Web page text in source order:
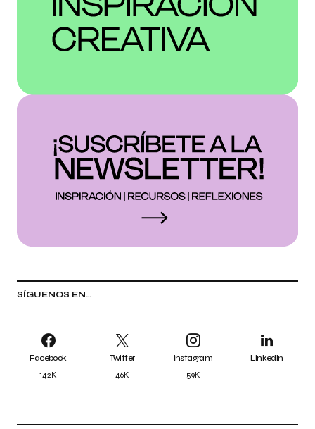
SÍGUENOS EN…
Facebook
142K
Twitter
46K
Instagram
59K
LinkedIn